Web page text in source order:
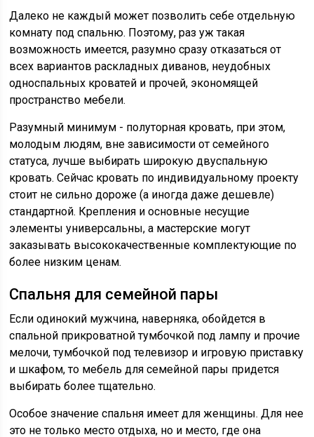
Далеко не каждый может позволить себе отдельную
комнату под спальню. Поэтому, раз уж такая
возможность имеется, разумно сразу отказаться от
всех вариантов раскладных диванов, неудобных
односпальных кроватей и прочей, экономящей
пространство мебели.
Разумный минимум - полуторная кровать, при этом,
молодым людям, вне зависимости от семейного
статуса, лучше выбирать широкую двуспальную
кровать. Сейчас кровать по индивидуальному проекту
стоит не сильно дороже (а иногда даже дешевле)
стандартной. Крепления и основные несущие
элементы универсальны, а мастерские могут
заказывать высококачественные комплектующие по
более низким ценам.
Спальня для семейной пары
Если одинокий мужчина, наверняка, обойдется в
спальной прикроватной тумбочкой под лампу и прочие
мелочи, тумбочкой под телевизор и игровую приставку
и шкафом, то мебель для семейной пары придется
выбирать более тщательно.
Особое значение спальня имеет для женщины. Для нее
это не только место отдыха, но и место, где она